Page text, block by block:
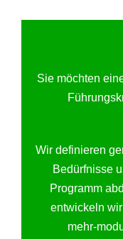
Sie möchten
Wir definieren
Bedürfnisse
Programm
entwickeln
mehr-